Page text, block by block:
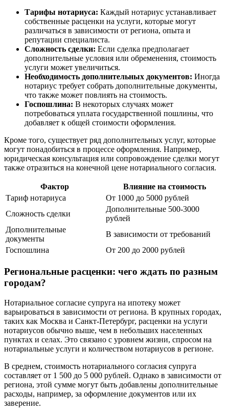
Тарифы нотариуса: Каждый нотариус устанавливает
собственные расценки на услуги, которые могут
различаться в зависимости от региона, опыта и
репутации специалиста.
Сложность сделки: Если сделка предполагает
дополнительные условия или обременения, стоимость
услуги может увеличиться.
Необходимость дополнительных документов: Иногда
нотариус требует собрать дополнительные документы,
что также может повлиять на стоимость.
Госпошлина: В некоторых случаях может
потребоваться уплата государственной пошлины, что
добавляет к общей стоимости оформления.
Кроме того, существует ряд дополнительных услуг, которые
могут понадобиться в процессе оформления. Например,
юридическая консультация или сопровождение сделки могут
также отразиться на конечной цене нотариального согласия.
Фактор
Влияние на стоимость
Тариф нотариуса
От 1000 до 5000 рублей
Сложность сделки
Дополнительные 500-3000
рублей
Дополнительные
документы
В зависимости от требований
Госпошлина
От 200 до 2000 рублей
Региональные расценки: чего ждать по разным
городам?
Нотариальное согласие супруга на ипотеку может
варьироваться в зависимости от региона. В крупных городах,
таких как Москва и Санкт-Петербург, расценки на услуги
нотариусов обычно выше, чем в небольших населенных
пунктах и селах. Это связано с уровнем жизни, спросом на
нотариальные услуги и количеством нотариусов в регионе.
В среднем, стоимость нотариального согласия супруга
составляет от 1 500 до 5 000 рублей. Однако в зависимости от
региона, этой сумме могут быть добавлены дополнительные
расходы, например, за оформление документов или их
заверение.